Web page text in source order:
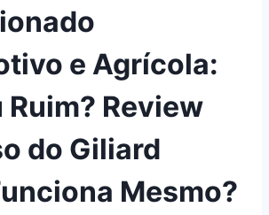
e Agrícola:
Ruim? Review
do Giliard
Mesmo?